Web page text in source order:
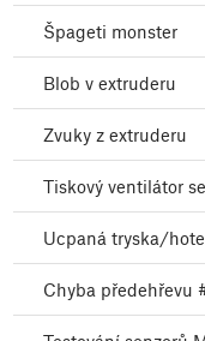
Špageti monster
Blob v extruderu
Zvuky z extruderu
Tiskový ventilátor
Ucpaná tryska/
Chyba předehřevu